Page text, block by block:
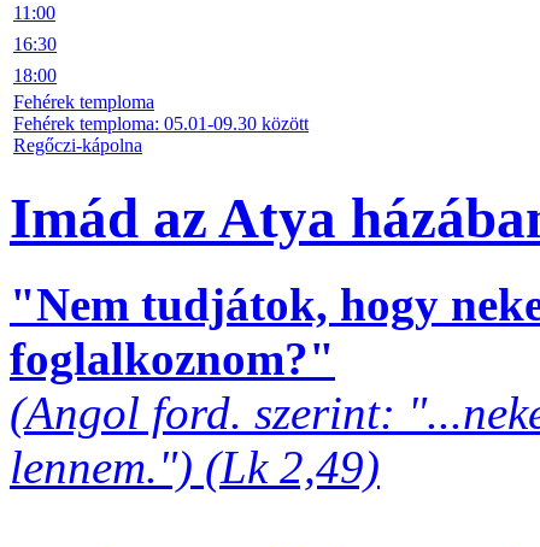
11:00
16:30
18:00
Fehérek temploma
Fehérek temploma: 05.01-09.30 között
Regőczi-kápolna
Imád az Atya
"Nem tudjátok, hogy
foglalkoznom?"
(Angol ford. szerint:
lennem.") (Lk 2,49)